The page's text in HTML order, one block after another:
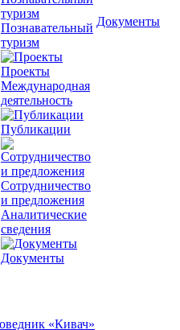
Познавательный
туризм
Проекты
Международная
деятельность
Публикации
Сотрудничество
и предложения
Аналитические
сведения
Документы
Документы